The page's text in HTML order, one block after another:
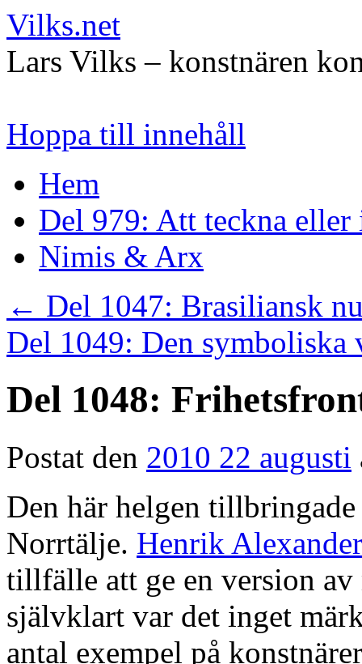
Vilks.net
Lars Vilks – konstnären
Hoppa till innehåll
Hem
Del 979: Att teckna eller
Nimis & Arx
← Del 1047: Brasiliansk
Del 1049: Den symboliska
Del 1048:
Postat den 2010 22 augusti
Den här helgen
Norrtälje. Henrik
tillfälle att ge en version
självklart var det inget
antal exempel på